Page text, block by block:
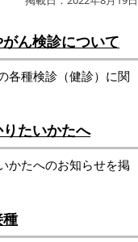
ん検診について
各種検診（健診）に関
たいかたへ
かたへのお知らせを掲